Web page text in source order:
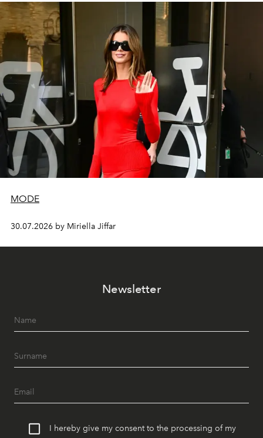
MODE
30.07.2026 by Miriella Jiffar
Newsletter
I hereby give my consent to the processing of my